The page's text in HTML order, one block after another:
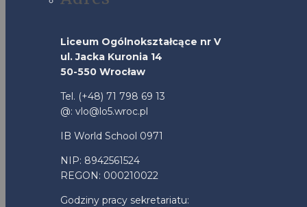
Liceum Ogólnokształcące nr V
ul. Jacka Kuronia 14
50-550 Wrocław
Tel. (+48) 71 798 69 13
@: vlo@lo5.wroc.pl
IB World School 0971
NIP: 8942561524
REGON: 000210022
Godziny pracy sekretariatu: